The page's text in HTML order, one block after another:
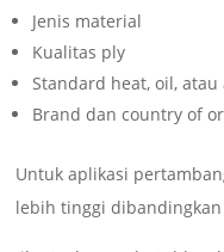
Jenis material
Kualitas ply
Standard heat, oil,
Brand dan country of
Untuk aplikasi
lebih tinggi